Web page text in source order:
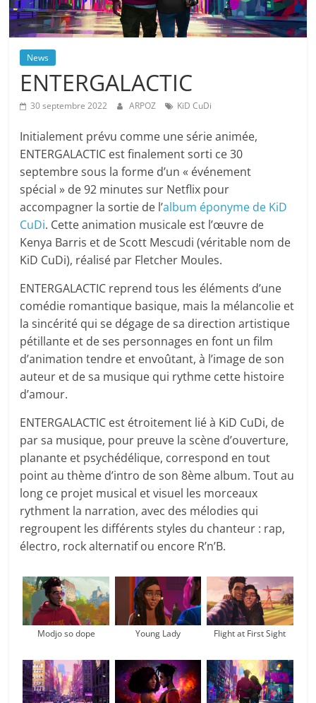
News
ENTERGALACTIC
30 septembre 2022 ARPOZ KiD CuDi
Initialement prévu comme une série animée,
ENTERGALACTIC est finalement sorti ce 30
septembre sous la forme d’un « événement
spécial » de 92 minutes sur Netflix pour
accompagner la sortie de l’album éponyme de KiD
CuDi. Cette animation musicale est l’œuvre de
Kenya Barris et de Scott Mescudi (véritable nom de
KiD CuDi), réalisé par Fletcher Moules.
ENTERGALACTIC reprend tous les éléments d’une
comédie romantique basique, mais la mélancolie et
la sincérité qui se dégage de sa direction artistique
pétillante et de ses personnages en font un film
d’animation tendre et envoûtant, à l’image de son
auteur et de sa musique qui rythme cette histoire
d’amour.
ENTERGALACTIC est étroitement lié à KiD CuDi, de
par sa musique, pour preuve la scène d’ouverture,
planante et psychédélique, correspond en tout
point au thème d’intro de son 8ème album. Tout au
long ce projet musical et visuel les morceaux
rythment la narration, avec des mélodies qui
regroupent les différents styles du chanteur : rap,
électro, rock alternatif ou encore R’n’B.
Modjo so dope Young Lady Flight at First Sight